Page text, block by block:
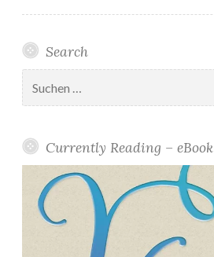
Search
nach:
Currently Reading – eBook